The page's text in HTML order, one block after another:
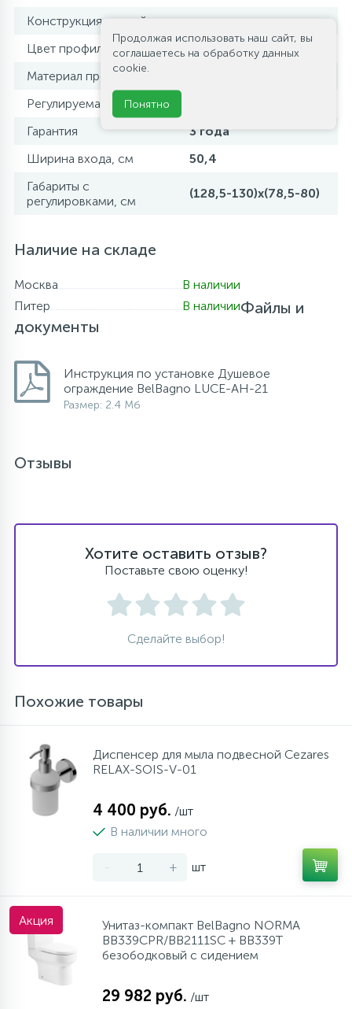
Конструкция дверей
Цвет профиля
хром
Материал профиля
Регулируемая ширина
Гарантия
3 года
Ширина входа, см
50,4
Габариты с
регулировками, см
(128,5-130)x(78,5-80)
Наличие на складе
Москва
В наличии
Питер
В наличииФайлы и
документы
Инструкция по установке Душевое
ограждение BelBagno LUCE-AH-21
Размер: 2.4 Мб
Отзывы
Хотите оставить отзыв?
Поставьте свою оценку!
Сделайте выбор!
Похожие товары
Диспенсер для мыла подвесной Cezares
RELAX-SOIS-V-01
4 400 руб. /шт
В наличии много
- + шт
Акция
Унитаз-компакт BelBagno NORMA
BB339CPR/BB2111SC + BB339T
безободковый с сидением
29 982 руб. /шт
Продолжая использовать наш сайт, вы
соглашаетесь на обработку данных
cookie.
Понятно